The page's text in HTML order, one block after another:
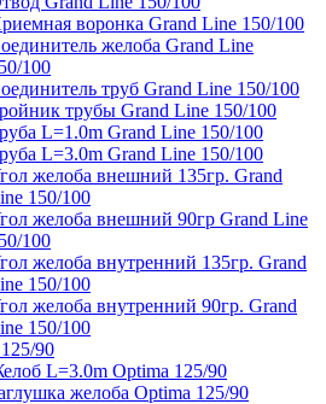
воронка Grand Line 150/100
желоба Grand Line
100
труб Grand Line 150/100
трубы Grand Line 150/100
L=1.0m Grand Line 150/100
L=3.0m Grand Line 150/100
желоба внешний 135гр. Grand
150/100
желоба внешний 90гр Grand Line
100
желоба внутренний 135гр. Grand
150/100
желоба внутренний 90гр. Grand
150/100
90
L=3.0m Optima 125/90
желоба Optima 125/90